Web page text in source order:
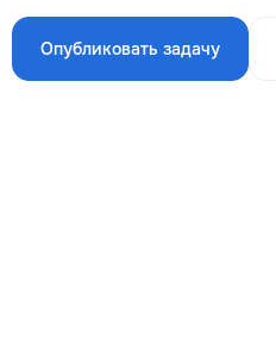
Опубликовать задачу